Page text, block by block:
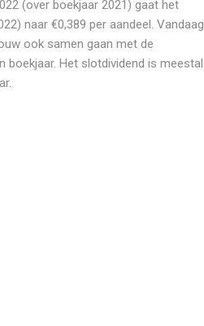
(over boekjaar 2021) gaat het
naar €0,389 per aandeel. Vandaag
ook samen gaan met de
boekjaar. Het slotdividend is meestal